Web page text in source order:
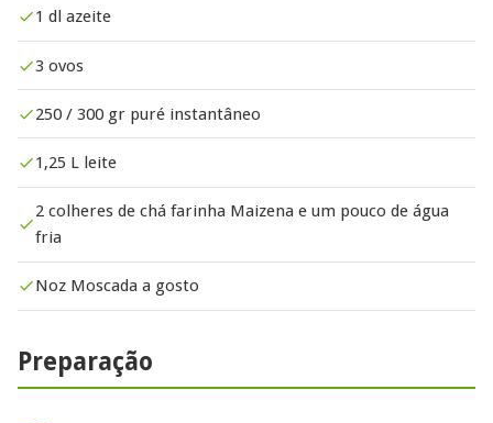
1 dl azeite
3 ovos
250 / 300 gr puré instantâneo
1,25 L leite
2 colheres de chá farinha Maizena e um pouco de água
fria
Noz Moscada a gosto
Preparação